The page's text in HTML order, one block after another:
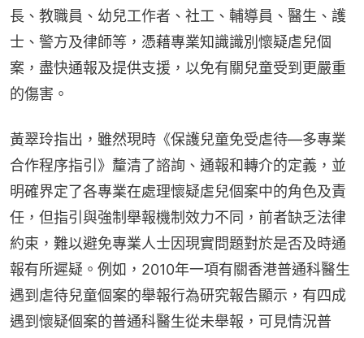
長、教職員、幼兒工作者、社工、輔導員、醫生、護
士、警方及律師等，憑藉專業知識識別懷疑虐兒個
案，盡快通報及提供支援，以免有關兒童受到更嚴重
的傷害。
黃翠玲指出，雖然現時《保護兒童免受虐待—多專業
合作程序指引》釐清了諮詢、通報和轉介的定義，並
明確界定了各專業在處理懷疑虐兒個案中的角色及責
任，但指引與強制舉報機制效力不同，前者缺乏法律
約束，難以避免專業人士因現實問題對於是否及時通
報有所遲疑。例如，2010年一項有關香港普通科醫生
遇到虐待兒童個案的舉報行為研究報告顯示，有四成
遇到懷疑個案的普通科醫生從未舉報，可見情況普